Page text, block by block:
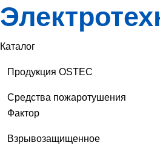
Каталог
Продукция OSTEC
Средства пожаротушения
Фактор
Взрывозащищенное